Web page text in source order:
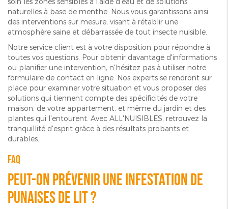
naturelles à base de menthe. Nous vous garantissons ainsi
des interventions sur mesure, visant à rétablir une
atmosphère saine et débarrassée de tout insecte nuisible.
Notre service client est à votre disposition pour répondre à
toutes vos questions. Pour obtenir davantage d'informations
ou planifier une intervention, n'hésitez pas à utiliser notre
formulaire de contact en ligne. Nos experts se rendront sur
place pour examiner votre situation et vous proposer des
solutions qui tiennent compte des spécificités de votre
maison, de votre appartement, et même du jardin et des
plantes qui l'entourent. Avec ALL'NUISIBLES, retrouvez la
tranquillité d'esprit grâce à des résultats probants et
durables.
FAQ
Peut-on prévenir une infestation de
punaises de lit ?